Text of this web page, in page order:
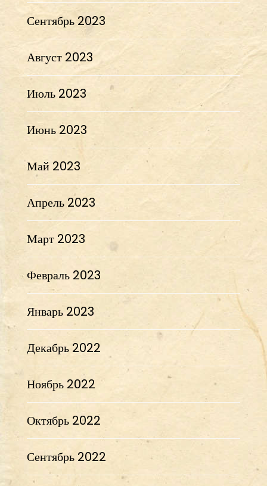
Сентябрь 2023
Август 2023
Июль 2023
Июнь 2023
Май 2023
Апрель 2023
Март 2023
Февраль 2023
Январь 2023
Декабрь 2022
Ноябрь 2022
Октябрь 2022
Сентябрь 2022